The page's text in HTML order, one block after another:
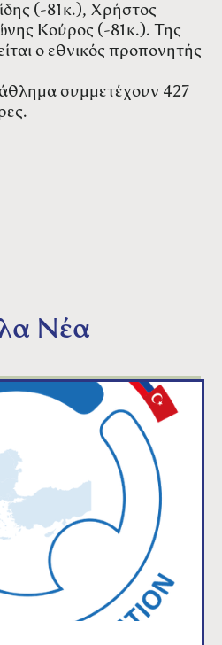
(-81κ.), Χρήστος
Κούρος (-81κ.). Της
ο εθνικός προπονητής
συμμετέχουν 427
Νέα